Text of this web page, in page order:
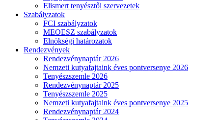
Elismert tenyésztői szervezetek
Szabályzatok
FCI szabályzatok
MEOESZ szabályzatok
Elnökségi határozatok
Rendezvények
Rendezvénynaptár 2026
Nemzeti kutyafajtaink éves pontversenye 2026
Tenyészszemle 2026
Rendezvénynaptár 2025
Tenyészszemle 2025
Nemzeti kutyafajtaink éves pontversenye 2025
Rendezvénynaptár 2024